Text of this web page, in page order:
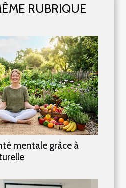
RUBRIQUE
mentale grâce à